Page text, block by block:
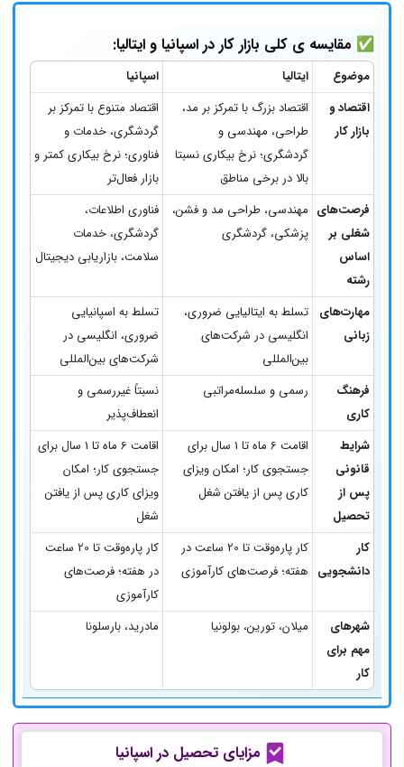
✅ مقایسه ی کلی بازار کار در اسپانیا و ایتالیا:
موضوع ایتالیا
اسپانیا
اقتصاد و
بازار کار
اقتصاد بزرگ با تمرکز بر مد،
طراحی، مهندسی و
گردشگری؛ نرخ بیکاری نسبتا
بالا در برخی مناطق
اقتصاد متنوع با تمرکز بر
گردشگری، خدمات و
فناوری؛ نرخ بیکاری کمتر و
بازار فعال‌تر
فرصت‌های
شغلی بر
اساس
رشته
مهندسی، طراحی مد و فشن،
پزشکی، گردشگری
فناوری اطلاعات،
گردشگری، خدمات
سلامت، بازاریابی دیجیتال
مهارت‌های
زبانی
تسلط به ایتالیایی ضروری،
انگلیسی در شرکت‌های
بین‌المللی
تسلط به اسپانیایی
ضروری، انگلیسی در
شرکت‌های بین‌المللی
فرهنگ
کاری
رسمی و سلسله‌مراتبی
نسبتاً غیررسمی و
انعطاف‌پذیر
شرایط
قانونی
پس از
تحصیل
اقامت 6 ماه تا 1 سال برای
جستجوی کار؛ امکان ویزای
کاری پس از یافتن شغل
اقامت 6 ماه تا 1 سال برای
جستجوی کار؛ امکان
ویزای کاری پس از یافتن
شغل
کار
دانشجویی
کار پاره‌وقت تا 20 ساعت در
هفته؛ فرصت‌های کارآموزی
کار پاره‌وقت تا 20 ساعت
در هفته؛ فرصت‌های
کارآموزی
شهرهای
مهم برای
کار
میلان، تورین، بولونیا مادرید، بارسلونا
مزایای تحصیل در اسپانیا